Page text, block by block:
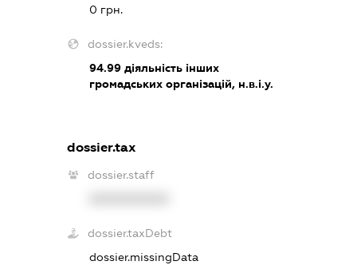
0 грн.
dossier.kveds:
94.99 діяльність інших
громадських організацій, н.в.і.у.
dossier.tax
dossier.staff
dossier.taxDebt
dossier.missingData